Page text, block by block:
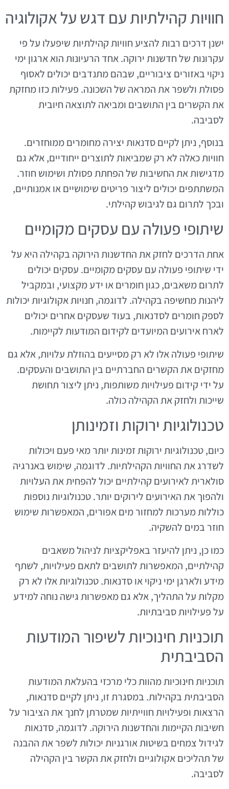
חוויות קהילתיות עם דגש על אקולוגיה
ישנן דרכים רבות להציע חוויות קהילתיות שיפעלו על פי
עקרונות של חדשנות ירוקה. אחד הרעיונות הוא ארגון ימי
ניקוי באזורים ציבוריים, שבהם מתנדבים יכולים לאסוף
פסולת ולשפר את המראה של השכונה. פעילות כזו מחזקת
את הקשרים בין התושבים ומביאה לתוצאה חיובית
לסביבה.
בנוסף, ניתן לקיים סדנאות יצירה מחומרים ממוחזרים.
חוויות כאלה לא רק שמביאות לתוצרים ייחודיים, אלא גם
מדגישות את החשיבות של הפחתת פסולת ושימוש חוזר.
המשתתפים יכולים ליצור פריטים שימושיים או אמנותיים,
ובכך לתרום גם לגיבוש קהילתי.
שיתופי פעולה עם עסקים מקומיים
אחת הדרכים לחזק את החדשנות הירוקה בקהילה היא על
ידי שיתופי פעולה עם עסקים מקומיים. עסקים יכולים
לתרום משאבים, כגון חומרים או ידע מקצועי, ובמקביל
ליהנות מחשיפה בקהילה. לדוגמה, חנויות אקולוגיות יכולות
לספק חומרים לסדנאות, בעוד שעסקים אחרים יכולים
לארח אירועים המיועדים לקידום המודעות לקיימות.
שיתופי פעולה אלו לא רק מסייעים בהוזלת עלויות, אלא גם
מחזקים את הקשרים החברתיים בין התושבים והעסקים.
על ידי קידום פעילויות משותפות, ניתן ליצור תחושת
שייכות ולחזק את הקהילה כולה.
טכנולוגיות ירוקות וזמינותן
כיום, טכנולוגיות ירוקות זמינות יותר מאי פעם ויכולות
לשדרג את החוויות הקהילתיות. לדוגמה, שימוש באנרגיה
סולארית לאירועים קהילתיים יכול להפחית את העלויות
ולהפוך את האירועים לירוקים יותר. טכנולוגיות נוספות
כוללות מערכות למחזור מים אפורים, המאפשרות שימוש
חוזר במים להשקיה.
כמו כן, ניתן להיעזר באפליקציות לניהול משאבים
קהילתיים, המאפשרות לתושבים לתאם פעילויות, לשתף
מידע ולארגן ימי ניקוי או סדנאות. טכנולוגיות אלו לא רק
מקלות על התהליך, אלא גם מאפשרות גישה נוחה למידע
על פעילויות סביבתיות.
תוכניות חינוכיות לשיפור המודעות
הסביבתית
תוכניות חינוכיות מהוות כלי מרכזי בהעלאת המודעות
הסביבתית בקהילות. במסגרת זו, ניתן לקיים סדנאות,
הרצאות ופעילויות חווייתיות שמטרתן לחנך את הציבור על
חשיבות הקיימות והחדשנות הירוקה. לדוגמה, סדנאות
לגידול צמחים בשיטות אורגניות יכולות לשפר את ההבנה
של תהליכים אקולוגיים ולחזק את הקשר בין הקהילה
לסביבה.